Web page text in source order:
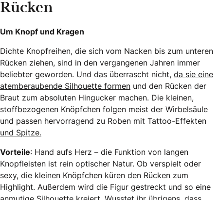
Rücken
Um Knopf und Kragen
Dichte Knopfreihen, die sich vom Nacken bis zum unteren
Rücken ziehen, sind in den vergangenen Jahren immer
beliebter geworden. Und das überrascht nicht, da sie eine
atemberaubende Silhouette formen und den Rücken der
Braut zum absoluten Hingucker machen. Die kleinen,
stoffbezogenen Knöpfchen folgen meist der Wirbelsäule
und passen hervorragend zu Roben mit Tattoo-Effekten
und Spitze.
Vorteile: Hand aufs Herz – die Funktion von langen
Knopfleisten ist rein optischer Natur. Ob verspielt oder
sexy, die kleinen Knöpfchen küren den Rücken zum
Highlight. Außerdem wird die Figur gestreckt und so eine